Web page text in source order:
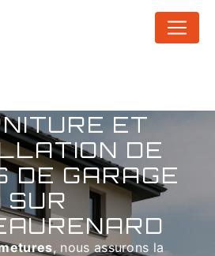
ET
DE
DE GARAGE
SUR
, nous assurons la